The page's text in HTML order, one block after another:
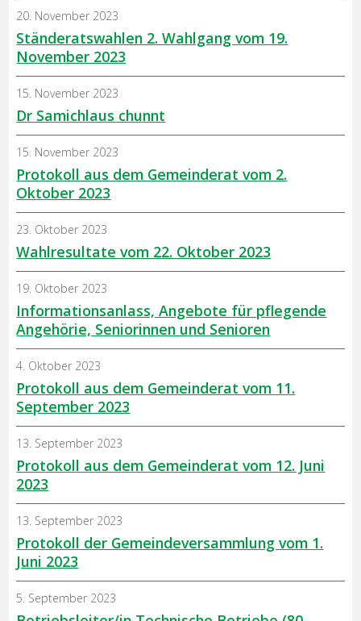
Ständeratswahlen 2. Wahlgang vom 19.
November 2023
20. November 2023
Dr Samichlaus chunnt
15. November 2023
Protokoll aus dem Gemeinderat vom 2.
Oktober 2023
15. November 2023
Wahlresultate vom 22. Oktober 2023
23. Oktober 2023
Informationsanlass, Angebote für pflegende
Angehörie, Seniorinnen und Senioren
19. Oktober 2023
Protokoll aus dem Gemeinderat vom 11.
September 2023
4. Oktober 2023
Protokoll aus dem Gemeinderat vom 12. Juni
2023
13. September 2023
Protokoll der Gemeindeversammlung vom 1.
Juni 2023
13. September 2023
5. September 2023